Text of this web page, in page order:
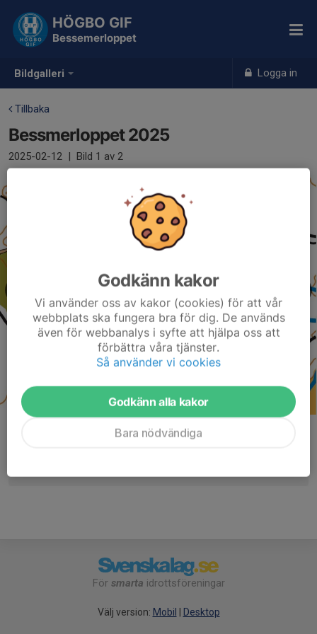
Bildgalleri Logga in
HÖGBO GIF
Bessemerloppet
Tillbaka
Bessmerloppet 2025
2025-02-12 | Bild 1 av 2
För smarta idrottsföreningar
Välj version: Mobil Desktop
Godkänn kakor
Vi använder oss av kakor (cookies) för att vår
webbplats ska fungera bra för dig. De används
även för webbanalys i syfte att hjälpa oss att
förbättra våra tjänster.
Så använder vi cookies
Godkänn alla kakor
Bara nödvändiga